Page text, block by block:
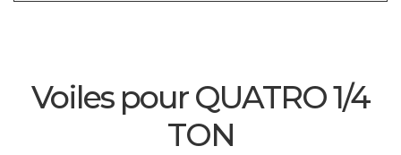
Voiles pour QUATRO 1/4
TON